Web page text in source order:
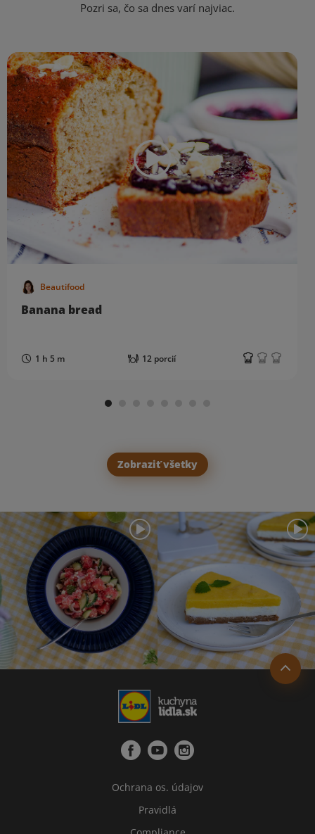
Pozri sa, čo sa dnes varí najviac.
Beautifood
Banana bread
1 h 5 m 12 porcií
Zobraziť všetky
Ochrana os. údajov
Pravidlá